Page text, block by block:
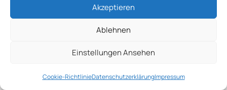
Akzeptieren
Ablehnen
Einstellungen Ansehen
Cookie-RichtlinieDatenschutzerklärungImpressum
Streuung von Streusalz oder alternativem
Flexible Einsatzzeiten nach Ihren